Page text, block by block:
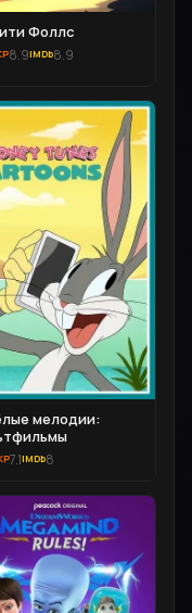
Фоллс
8.9 8.9
мелодии:
7.1 8